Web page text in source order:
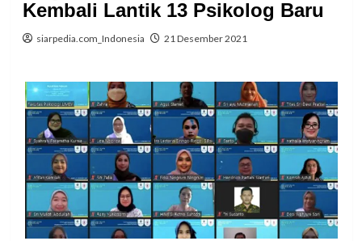
Kembali Lantik 13 Psikolog Baru
siarpedia.com_Indonesia 21 Desember 2021